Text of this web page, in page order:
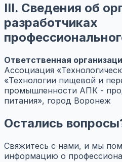
III. Сведения об
разработчиках
Ответственная
Ассоциация
«Технологии пищевой и
промышленности АПК -
питания», город Воронеж
Остались
Свяжитесь с нами, и мы
информацию о